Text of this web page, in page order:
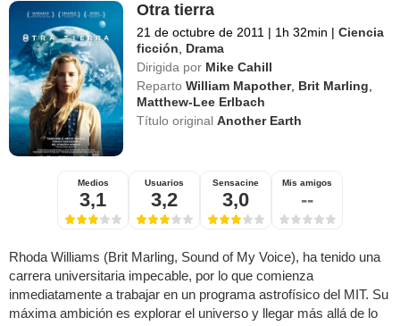
Otra tierra
21 de octubre de 2011 | 1h 32min | Ciencia
ficción
Drama
Dirigida por Mike Cahill
Reparto William Mapother, Brit Marling
Matthew-Lee Erlbach
Título originalAnother Earth
Medios
3,1
Usuarios
3,2
Sensacine
3,0
Mis amigos
--
Rhoda Williams (Brit Marling, Sound of My Voice), ha tenido una
carrera universitaria impecable, por lo que comienza
inmediatamente a trabajar en un programa astrofísico del MIT. Su
máxima ambición es explorar el universo y llegar más allá de lo